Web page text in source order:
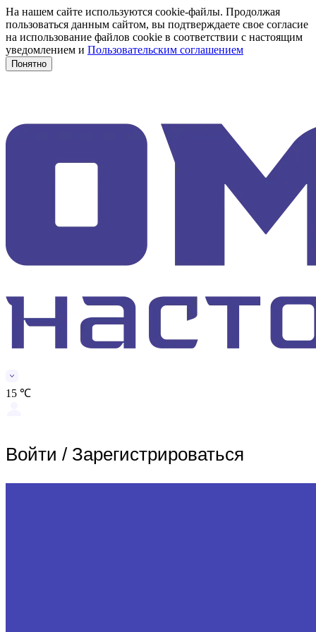
На нашем сайте используются cookie-файлы. Продолжая
пользоваться данным сайтом, вы подтверждаете свое согласие
на использование файлов cookie в соответствии с настоящим
уведомлением и Пользовательским соглашением
Понятно
15 ℃
Войти / Зарегистрироваться